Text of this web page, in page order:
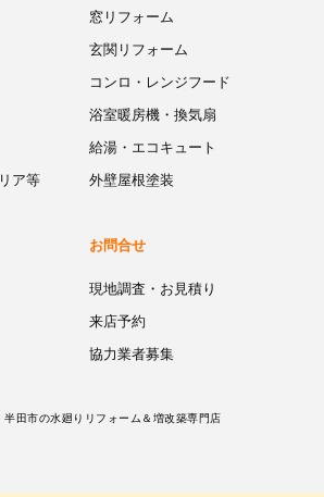
窓リフォーム
玄関リフォーム
コンロ・レンジフード
浴室暖房機・換気扇
給湯・エコキュート
外壁屋根塗装
ア等
お問合せ
現地調査・お見積り
来店予約
協力業者募集
田市の水廻りリフォーム＆増改築専門店